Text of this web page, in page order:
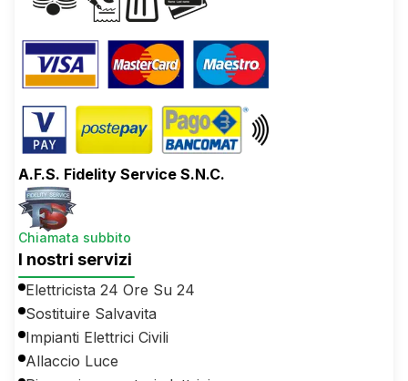
A.F.S. Fidelity Service S.N.C.
Chiamata subbito
I nostri servizi
Elettricista 24 Ore Su 24
Sostituire Salvavita
Impianti Elettrici Civili
Allaccio Luce